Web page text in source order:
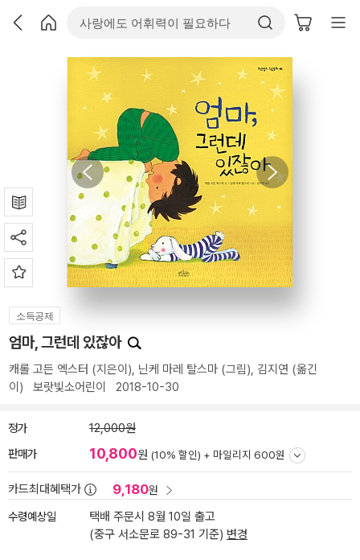
소득공제
엄마, 그런데 있잖아
캐롤 고든 엑스터 (지은이), 닌케 마레 탈스마 (그림), 김지연 (옮긴
이) 보랏빛소어린이 2018-10-30
정가 12,000원
판매가 10,800원 (10% 할인) + 마일리지 600원
카드최대혜택가 9,180원
수령예상일
택배 주문시 8월 10일 출고
(중구 서소문로 89-31 기준) 변경